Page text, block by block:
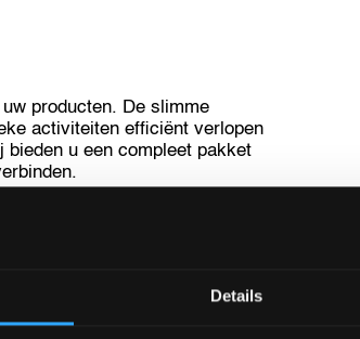
Details
producten. De slimme
activiteiten efficiënt verlopen
bieden u een compleet pakket
en